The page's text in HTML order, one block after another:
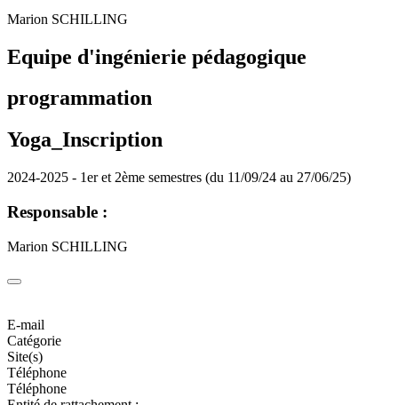
Marion SCHILLING
Equipe d'ingénierie pédagogique
programmation
Yoga_Inscription
2024-2025 - 1er et 2ème semestres (du 11/09/24 au 27/06/25)
Responsable :
Marion SCHILLING
E-mail
Catégorie
Site(s)
Téléphone
Téléphone